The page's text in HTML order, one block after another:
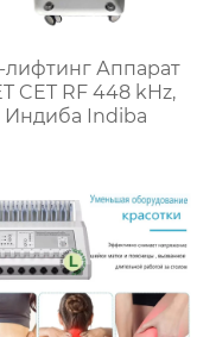
лифтинг Аппарат
CET RF 448 kHz,
Индиба Indiba